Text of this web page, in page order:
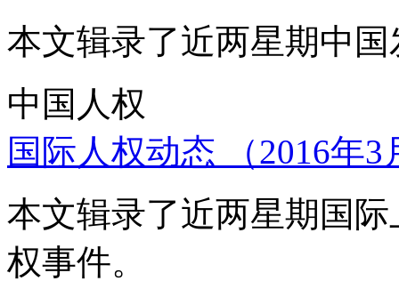
本文辑录了近两星期中
中国人权
国际人权动态 （2016年
本文辑录了近两星期国
权事件。